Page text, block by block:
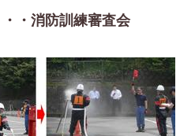
・・消防訓練審査会